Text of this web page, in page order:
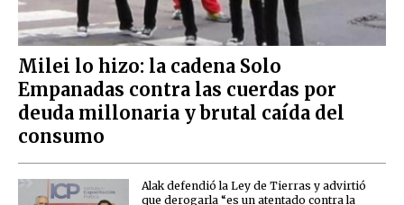
Milei lo hizo: la cadena Solo
Empanadas contra las cuerdas por
deuda millonaria y brutal caída del
consumo
Alak defendió la Ley de Tierras y advirtió
que derogarla “es un atentado contra la